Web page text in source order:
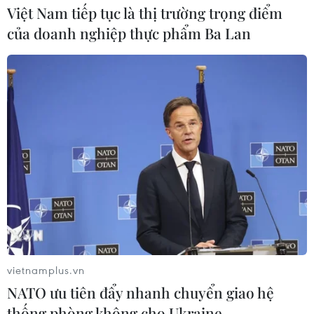
Anh công bố kết quả điều tra ban
đầu vụ đâm dao ở trung tâm London
06/08/2026 06:00
Ba Lan thảo luận việc thành lập căn
cứ quân sự thường trực với Mỹ
06/08/2026 00:06
Liên hợp quốc: Xung đột Ukraine trải
qua tháng đẫm máu nhất
05/08/2026 23:47
Việt Nam tiếp tục là thị trường trọng điểm
của doanh nghiệp thực phẩm Ba Lan
vietnamplus.vn
NATO ưu tiên đẩy nhanh chuyển giao hệ